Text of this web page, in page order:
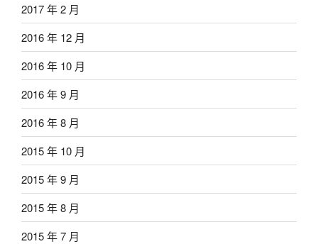
2017 年 2 月
2016 年 12 月
2016 年 10 月
2016 年 9 月
2016 年 8 月
2015 年 10 月
2015 年 9 月
2015 年 8 月
2015 年 7 月